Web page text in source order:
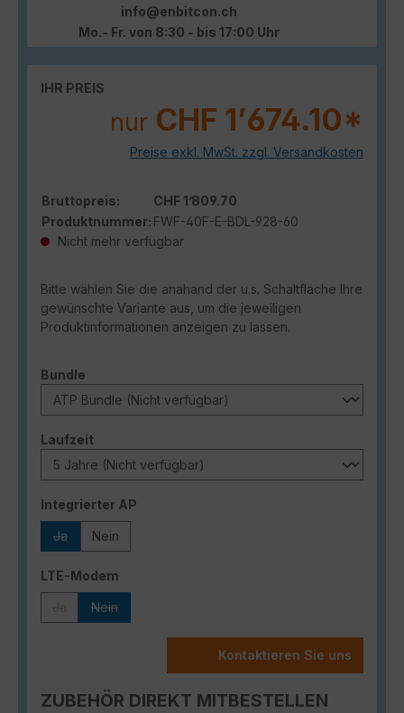
info@enbitcon.ch
Mo.- Fr. von 8:30 - bis 17:00 Uhr
IHR PREIS
nur CHF 1’674.10*
Preise exkl. MwSt. zzgl. Versandkosten
Bruttopreis:
CHF 1’809.70
Produktnummer: FWF-40F-E-BDL-928-60
Nicht mehr verfügbar
Bitte wählen Sie die anahand der u.s. Schaltfläche Ihre
gewünschte Variante aus, um die jeweiligen
Produktinformationen anzeigen zu lassen.
Bundle
Laufzeitauswählen
Integrierter AP
Ja Nein
LTE-Modem
Nein
Kontaktieren Sie uns
ZUBEHÖR DIREKT MITBESTELLEN